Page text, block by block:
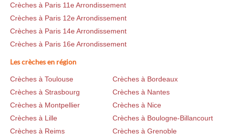
Crèches à Paris 11e Arrondissement
Crèches à Paris 12e Arrondissement
Crèches à Paris 14e Arrondissement
Crèches à Paris 16e Arrondissement
Les crèches en région
Crèches à Toulouse
Crèches à Bordeaux
Crèches à Strasbourg
Crèches à Nantes
Crèches à Montpellier
Crèches à Nice
Crèches à Lille
Crèches à Boulogne-Billancourt
Crèches à Reims
Crèches à Grenoble